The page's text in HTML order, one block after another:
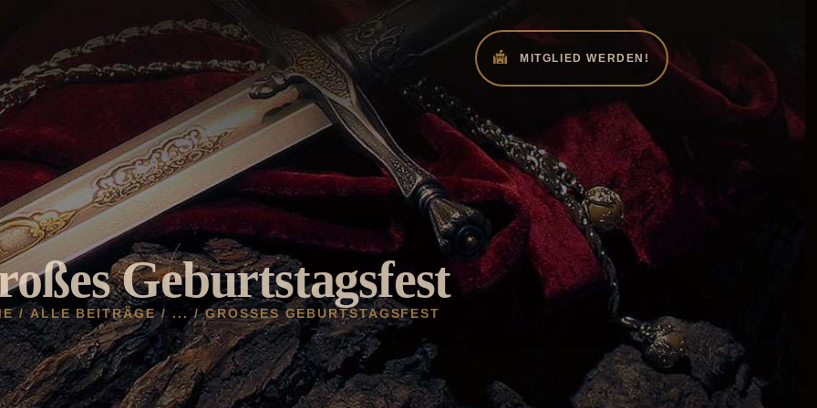
MITGLIED WERDEN!
Geburtstagsfest
ALLE BEITRÄGE ... GROSSES GEBURTSTAGSFEST
AKTUELLES
HELDENBURG
HISTORIE
VEREIN
GALERIE